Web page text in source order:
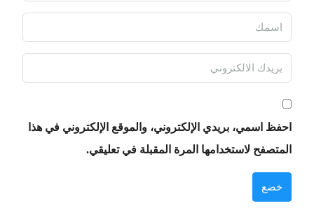
احفظ اسمي، بريدي الإلكتروني، والموقع الإلكتروني في هذا
المتصفح لاستخدامها المرة المقبلة في تعليقي.
خضع